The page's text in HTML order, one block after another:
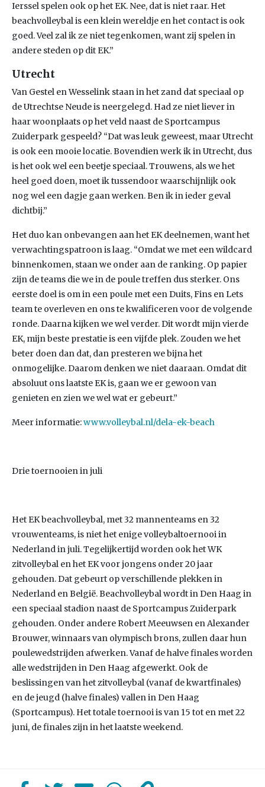
Ierssel spelen ook op het EK. Nee, dat is niet raar. Het
beachvolleybal is een klein wereldje en het contact is ook
goed. Veel zal ik ze niet tegenkomen, want zij spelen in
andere steden op dit EK.”
Utrecht
Van Gestel en Wesselink staan in het zand dat speciaal op
de Utrechtse Neude is neergelegd. Had ze niet liever in
haar woonplaats op het veld naast de Sportcampus
Zuiderpark gespeeld? “Dat was leuk geweest, maar Utrecht
is ook een mooie locatie. Bovendien werk ik in Utrecht, dus
is het ook wel een beetje speciaal. Trouwens, als we het
heel goed doen, moet ik tussendoor waarschijnlijk ook
nog wel een dagje gaan werken. Ben ik in ieder geval
dichtbij.”
Het duo kan onbevangen aan het EK deelnemen, want het
verwachtingspatroon is laag. “Omdat we met een wildcard
binnenkomen, staan we onder aan de ranking. Op papier
zijn de teams die we in de poule treffen dus sterker. Ons
eerste doel is om in een poule met een Duits, Fins en Lets
team te overleven en ons te kwalificeren voor de volgende
ronde. Daarna kijken we wel verder. Dit wordt mijn vierde
EK, mijn beste prestatie is een vijfde plek. Zouden we het
beter doen dan dat, dan presteren we bijna het
onmogelijke. Daarom denken we niet daaraan. Omdat dit
absoluut ons laatste EK is, gaan we er gewoon van
genieten en zien we wel wat er gebeurt.”
Meer informatie:www.volleybal.nl/dela-ek-beach
Drie toernooien in juli
Het EK beachvolleybal, met 32 mannenteams en 32
vrouwenteams, is niet het enige volleybaltoernooi in
Nederland in juli. Tegelijkertijd worden ook het WK
zitvolleybal en het EK voor jongens onder 20 jaar
gehouden. Dat gebeurt op verschillende plekken in
Nederland en België. Beachvolleybal wordt in Den Haag in
een speciaal stadion naast de Sportcampus Zuiderpark
gehouden. Onder andere Robert Meeuwsen en Alexander
Brouwer, winnaars van olympisch brons, zullen daar hun
poulewedstrijden afwerken. Vanaf de halve finales worden
alle wedstrijden in Den Haag afgewerkt. Ook de
beslissingen van het zitvolleybal (vanaf de kwartfinales)
en de jeugd (halve finales) vallen in Den Haag
(Sportcampus). Het totale toernooi is van 15 tot en met 22
juni, de finales zijn in het laatste weekend.